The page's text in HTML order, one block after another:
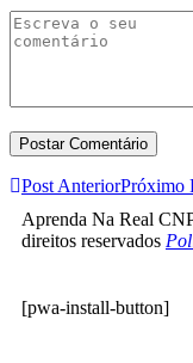
Post AnteriorPróximo
Aprenda Na Real
direitos reservados
[pwa-install-button]